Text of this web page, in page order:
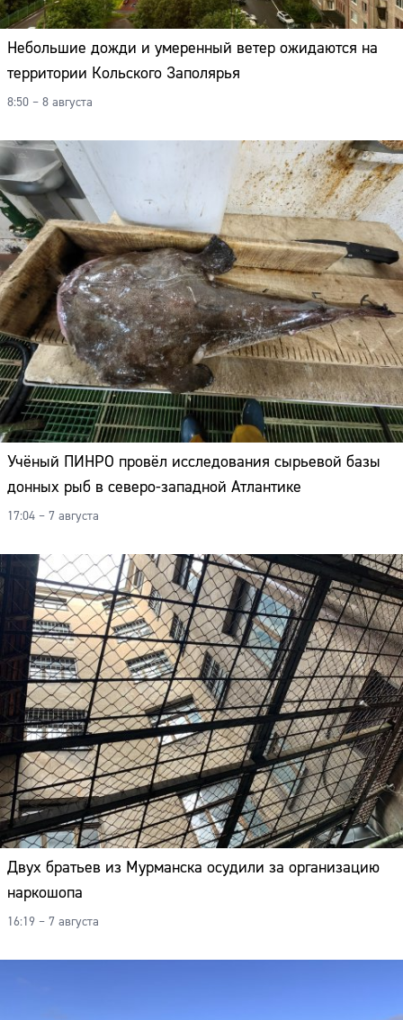
Небольшие дожди и умеренный ветер ожидаются на
территории Кольского Заполярья
8:50 – 8 августа
Учёный ПИНРО провёл исследования сырьевой базы
донных рыб в северо-западной Атлантике
17:04 – 7 августа
Двух братьев из Мурманска осудили за организацию
наркошопа
16:19 – 7 августа